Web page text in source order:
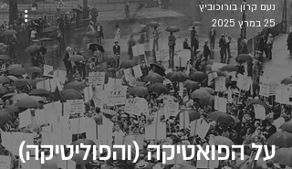
על הפואטיקה (והפוליטיקה)
נעם קרון בורוכוביץ
25 במרץ 2025